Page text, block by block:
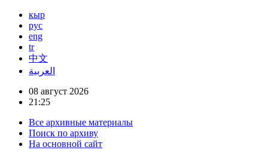
кыр
рус
eng
tr
中文
العربية
08 август 2026
21:25
Все архивные материалы
Поиск по архиву
На основной сайт